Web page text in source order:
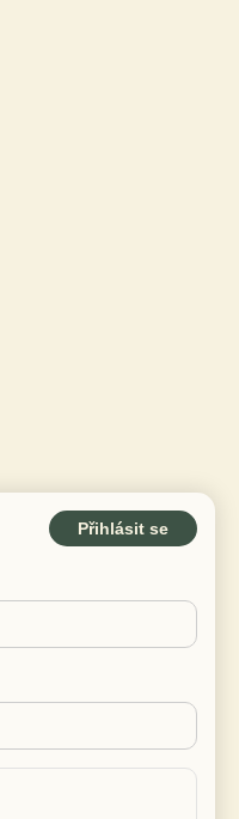
Přihlásit se